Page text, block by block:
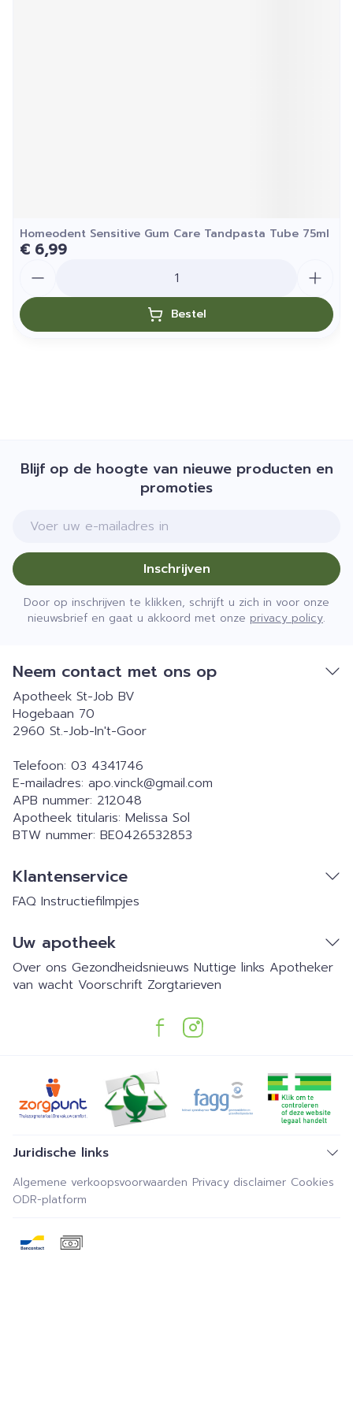
Homeodent Sensitive Gum Care Tandpasta Tube 75ml
€ 6,99
Bestel
Blijf op de hoogte van nieuwe producten en
promoties
E-mail adres
Inschrijven
Door op inschrijven te klikken, schrijft u zich in voor onze
nieuwsbrief en gaat u akkoord met onze privacy policy.
Neem contact met ons op
Apotheek St-Job BV
Hogebaan 70
2960 St.-Job-In't-Goor
Telefoon: 03 4341746
E-mailadres: apo.vinck@gmail.com
APB nummer: 212048
Apotheek titularis: Melissa Sol
BTW nummer: BE0426532853
Klantenservice
FAQ Instructiefilmpjes
Uw apotheek
Over ons Gezondheidsnieuws Nuttige links Apotheker
van wacht Voorschrift Zorgtarieven
Juridische links
Algemene verkoopsvoorwaarden Privacy disclaimer Cookies
ODR-platform